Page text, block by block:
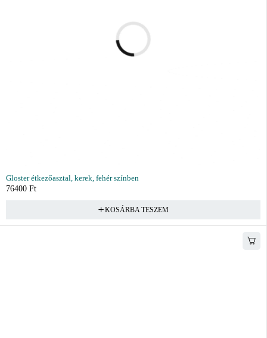
Gloster étkezőasztal, kerek, fehér színben
76400 Ft
KOSÁRBA TESZEM